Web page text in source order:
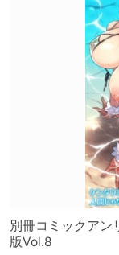
別冊コミックアン
版Vol.8